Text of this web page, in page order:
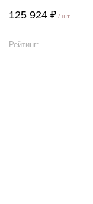
125 924 ₽ / шт
Рейтинг: